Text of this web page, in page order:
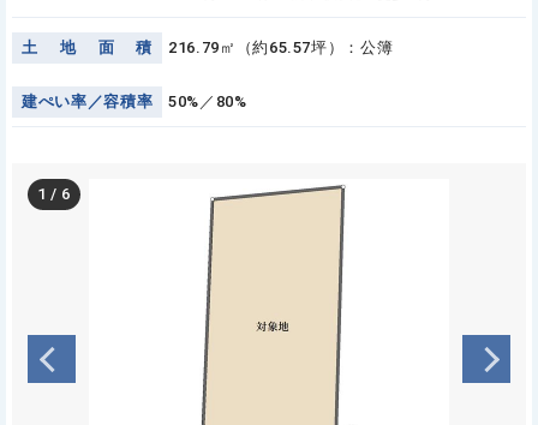
土 地 面 積 216.79㎡（約65.57坪）：公簿
建ぺい率 ／容積率 50%／80%
1 / 6